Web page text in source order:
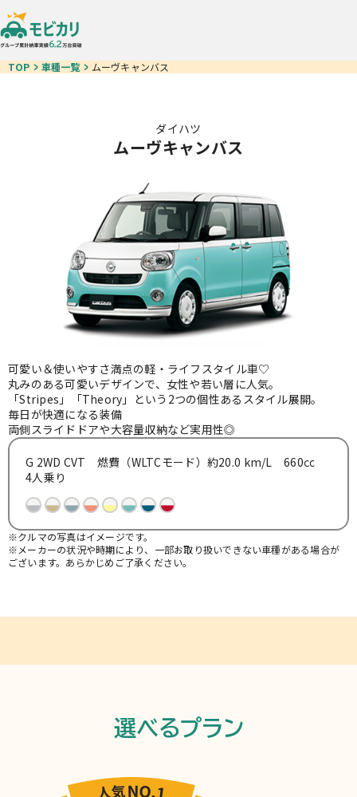
車種一覧
モビ即納車
お得なクルマ一覧
中古車リース
カーリースが初めての方
ご契約の流れ
お知らせ
TOP 車種一覧 ムーヴキャンバス
ダイハツ
ムーヴキャンバス
可愛い＆使いやすさ満点の軽・ライフスタイル車♡
丸みのある可愛いデザインで、女性や若い層に人気。
「Stripes」「Theory」という2つの個性あるスタイル展開。
毎日が快適になる装備
両側スライドドアや大容量収納など実用性◎
G 2WD CVT 燃費（WLTCモード）約20.0 km/L 660㏄
4人乗り
※クルマの写真はイメージです。
※メーカーの状況や時期により、一部お取り扱いできない車種がある場合が
ございます。あらかじめご了承ください。
選べるプラン